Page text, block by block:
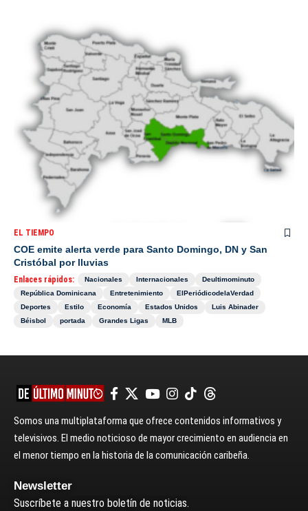
EL TIEMPO
COE emite alerta verde para Santo Domingo, DN y San
Cristóbal por lluvias
Enlaces rápidos: Nacionales Internacionales
Deultimominuto
República Dominicana
Entretenimiento
ElPeriódicodelaVerdad
Deportes
Estilo Economía Estados Unidos
Luis Abinader
Béisbol
portada Grandes Ligas MLB
Somos una multiplataforma que ofrece contenidos informativos y
televisivos. El medio noticioso de mayor crecimiento en audiencia en
el menor tiempo en la historia de la comunicación caribeña.
Newsletter
Suscríbete a nuestro boletín de noticias.